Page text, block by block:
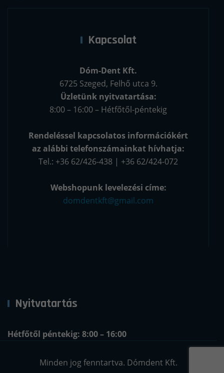
Kapcsolat
Dóm-Dent Kft.
6725 Szeged, Felhő utca 9.
Üzletünk nyitvatartása:
8:00 – 16:00 – Hétfőtől-péntekig
Rendeléssel kapcsolatos információkért
az alábbi telefonszámainkat hívhatja:
Tel.: +36 62/426-438 | +36 62/424-072
Webshopunk levelezési címe:
domdentkft@gmail.com
Nyitvatartás
Hétfőtől péntekig: 8:00 – 16:00
Minden jog fenntartva. Dómdent Kft.